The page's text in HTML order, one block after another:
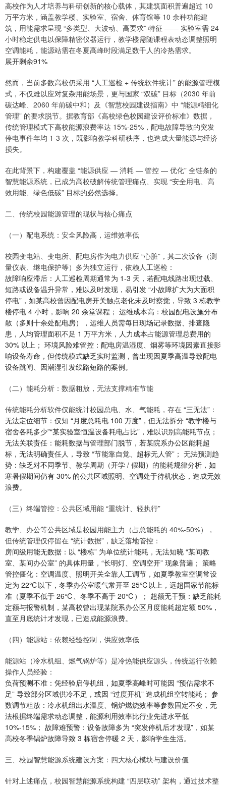
高校作为人才培养与科研创新的核心载体，其建筑面积普遍超过 10
万平方米，涵盖教学楼、实验室、宿舍、体育馆等 10 余种功能建
筑，用能需求呈现 “多类型、大波动、高要求” 特征 —— 实验室需 24
小时稳定供电以保障精密仪器运行，教学楼需随课程表动态调整照明
空调能耗，能源站需在冬夏高峰时段满足数千人的冷热需求。
展开剩余91%
然而，当前多数高校仍采用 “人工巡检 + 传统软件统计” 的能源管理模
式，不仅难以应对复杂用能场景，更与国家 “双碳” 目标（2030 年前
碳达峰、2060 年前碳中和）及《智慧校园建设指南》中 “能源精细化
管理” 的要求脱节。据教育部《高校绿色校园建设评价标准》数据，
传统管理模式下高校能源浪费率达 15%-25%，配电故障导致的突发
停电事件年均 1-3 次，既影响教学科研秩序，也造成大量能源与经济
损失。
在此背景下，构建覆盖 “能源供应 — 消耗 — 管控 — 优化” 全链条的
智慧能源系统，已成为高校破解传统管理痛点、实现 “安全用电、高
效用能、绿色低碳” 目标的必然选择。
二、传统校园能源管理的现状与核心痛点
（一）配电系统：安全风险高，运维效率低
校园变电站、变电所、配电房作为电力供应 “心脏”，其二次设备（测
量仪表、继电保护等）多为独立运行，依赖人工巡检：
故障响应滞后：人工巡检周期通常为 1-3 天，若配电线路出现过载、
短路或设备温升异常，难以及时发现，易引发 “小故障扩大为大面积
停电”，如某高校曾因配电房开关触点老化未及时察觉，导致 3 栋教学
楼停电 4 小时，影响 20 余堂课程； 运维成本高：校园配电设施分布
散（多则十余处配电房），运维人员需每日现场记录数据、排查隐
患，人均管理面积不足 1 万平方米，人力成本占能源管理总费用的
30% 以上； 环境风险难管控：配电房温湿度、烟雾等环境因素直接影
响设备寿命，但传统模式缺乏实时监测，曾出现因夏季高温导致配电
设备跳闸、因潮湿引发线路短路的案例。
（二）能耗分析：数据粗放，无法支撑精准节能
传统能耗分析软件仅能统计校园总电、水、气能耗，存在 “三无法”：
无法定位细节：仅知 “月度总耗电 100 万度”，但无法拆分 “教学楼与
宿舍各耗多少”“某实验室恒温设备耗电占比”，难以识别高能耗节点；
无法关联责任：能耗数据与管理部门脱节，若某院系办公区能耗超
标，无法明确责任人，导致 “节能靠自觉、超标无人管”； 无法预测趋
势：缺乏对不同季节、教学周期（开学 / 假期）的能耗规律分析，如
寒暑假期间仍有 30% 的公共区域照明、空调处于待机状态，造成无效
浪费。
（三）终端管控：公共区域用能 “重统计、轻执行”
教学、办公等公共区域是校园用能主力（占总能耗的 40%-50%），
但传统管理仅停留在 “统计数据”，缺乏落地管控：
房间级用能无数据：以 “楼栋” 为单位统计能耗，无法知晓 “某间教
室、某间办公室” 的具体用量，“长明灯、空调空开” 现象普遍； 策略
管控僵化：空调温度、照明开关全靠人工调节，如夏季教室空调常设
定为 22℃以下，冬季办公室暖气常开至 25℃以上，远超国家节能标
准（夏季不低于 26℃、冬季不高于 20℃）； 超额无干预：缺乏能耗
定额与报警机制，某高校曾出现某院系办公区月度能耗超定额 50%，
直至月底统计才发现，已造成能源浪费。
（四）能源站：依赖经验控制，供应效率低
能源站（冷水机组、燃气锅炉等）是冷热能供应源头，传统运行依赖
操作人员经验：
负荷预测不准：凭经验启停机组，如夏季高峰时可能因 “预估需求不
足” 导致部分区域供冷不足，或因 “过度开机” 造成机组空转能耗； 参
数调节粗放：冷水机组出水温度、锅炉燃烧效率等参数固定不变，无
法根据终端需求动态调整，能源利用效率比行业先进水平低
10%-15%； 故障难预警：设备故障多为 “突发停机后才发现”，如某
高校冬季锅炉故障导致 3 栋宿舍停暖 2 天，影响学生生活。
三、校园智慧能源系统建设方案：四大核心模块与建设价值
针对上述痛点，校园智慧能源系统构建 “四层联动” 架构，通过技术整